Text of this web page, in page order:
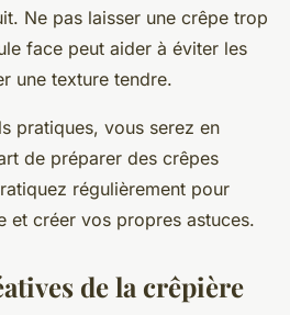
Ne pas laisser une crêpe trop
face peut aider à éviter les
une texture tendre.
pratiques, vous serez en
de préparer des crêpes
régulièrement pour
et créer vos propres astuces.
de la crêpière